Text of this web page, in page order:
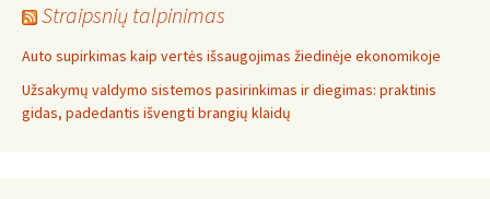
Straipsnių talpinimas
Auto supirkimas kaip vertės išsaugojimas žiedinėje ekonomikoje
Užsakymų valdymo sistemos pasirinkimas ir diegimas: praktinis
gidas, padedantis išvengti brangių klaidų